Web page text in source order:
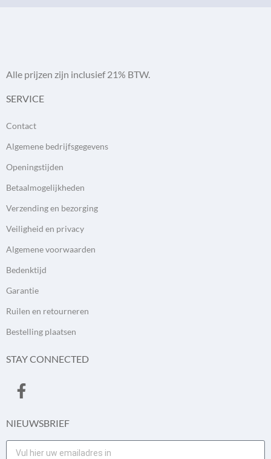
Alle prijzen zijn inclusief 21% BTW.
SERVICE
Contact
Algemene bedrijfsgegevens
Openingstijden
Betaalmogelijkheden
Verzending en bezorging
Veiligheid en privacy
Algemene voorwaarden
Bedenktijd
Garantie
Ruilen en retourneren
Bestelling plaatsen
STAY CONNECTED
NIEUWSBRIEF